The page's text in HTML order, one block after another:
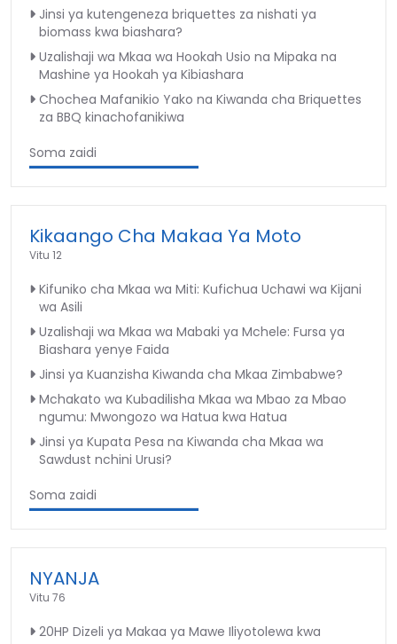
Jinsi ya kutengeneza briquettes za nishati ya
biomass kwa biashara?
Uzalishaji wa Mkaa wa Hookah Usio na Mipaka na
Mashine ya Hookah ya Kibiashara
Chochea Mafanikio Yako na Kiwanda cha Briquettes
za BBQ kinachofanikiwa
Soma zaidi
Kikaango Cha Makaa Ya Moto
Vitu 12
Kifuniko cha Mkaa wa Miti: Kufichua Uchawi wa Kijani
wa Asili
Uzalishaji wa Mkaa wa Mabaki ya Mchele: Fursa ya
Biashara yenye Faida
Jinsi ya Kuanzisha Kiwanda cha Mkaa Zimbabwe?
Mchakato wa Kubadilisha Mkaa wa Mbao za Mbao
ngumu: Mwongozo wa Hatua kwa Hatua
Jinsi ya Kupata Pesa na Kiwanda cha Mkaa wa
Sawdust nchini Urusi?
Soma zaidi
NYANJA
Vitu 76
20HP Dizeli ya Makaa ya Mawe Iliyotolewa kwa